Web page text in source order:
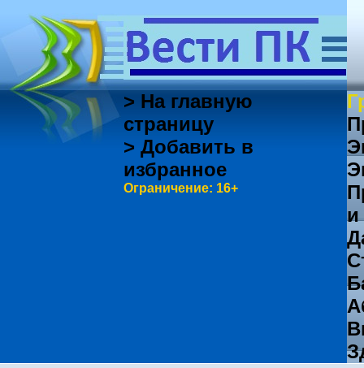
> На главную
страницу
> Добавить в
избранное
Ограничение: 16+